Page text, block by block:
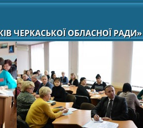
ЧЕРКАСЬКОЇ ОБЛАСНОЇ РАДИ»